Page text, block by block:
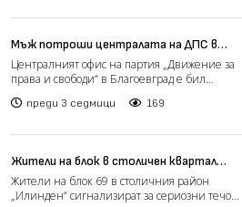
Мъж потроши централата на ДПС в
Благоевград и сам подаде сигнал в
полицията
Централният офис на партия „Движение за
права и свободи“ в Благоевград е бил
преди 3 седмици 169
Жители на блок в столичен квартал
сигнализират за сериозни щети след
ремонт на покрива (видео)
Жители на блок 69 в столичния район
„Илинден“ сигнализират за сериозни течове